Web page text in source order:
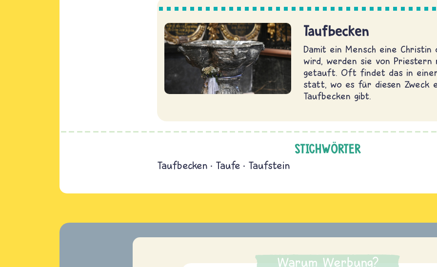
Taufbecken
Damit ein Mensch eine
wird, werden sie von Priestern
getauft. Oft findet das in
statt, wo es für diesen Zweck
Taufbecken gibt.
STICHWÖRTER
Taufbecken Taufe Taufstein
Warum Werbung?